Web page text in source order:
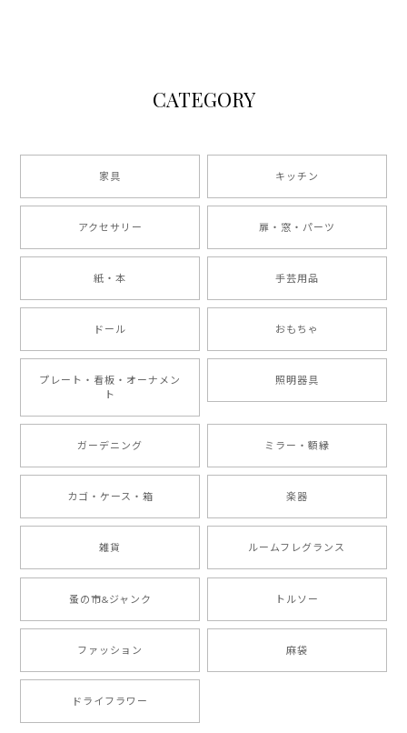
CATEGORY
家具 キッチン
アクセサリー 扉・窓・パーツ
紙・本 手芸用品
ドール おもちゃ
プレート・看板・オーナメン
ト
照明器具
ガーデニング ミラー・額縁
カゴ・ケース・箱 楽器
雑貨 ルームフレグランス
蚤の市&ジャンク トルソー
ファッション 麻袋
ドライフラワー